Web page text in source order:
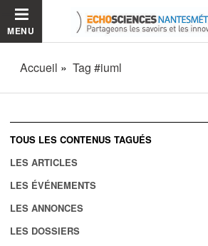
MENU
Accueil Tag #iuml
TOUS LES CONTENUS TAGUÉS
LES ARTICLES
LES ÉVÉNEMENTS
LES ANNONCES
LES DOSSIERS